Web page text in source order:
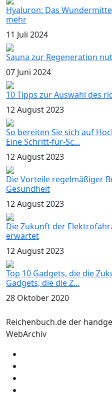
Hyaluron: Das
mehr
11 Juli 2024
Sauna zur Regeneration
07 Juni 2024
10 Tipps zur Auswahl des
12 August 2023
So bereiten Sie sich auf
Eine Schritt-für-Sc...
12 August 2023
Die Vorteile regelmäßiger
Gesundheit
12 August 2023
Die Zukunft der
erwartet
12 August 2023
Top 10 Gadgets, die die
Gadgets, die die Z...
28 Oktober 2020
Reichenbuch.de der
WebArchiv